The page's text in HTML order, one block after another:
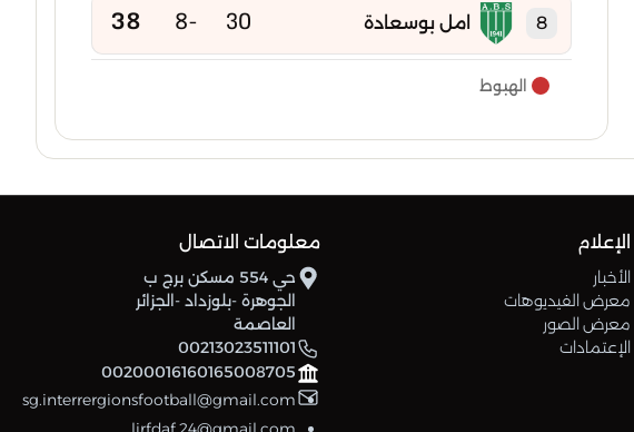
8 امل بوسعادة 30
-8
38
9
10 شباب الميلية 30
-10
37
30
-9
30
-5
30
-12
31
الهبوط
الإعلام
الأخبار
معرض الفيديوهات
معرض الصور
الإعتمادات
معلومات الاتصال
حي 554 مسكن برج ب
الجوهرة -بلوزداد -الجزائر
العاصمة
00213023511101
00200016160165008705
sg.interrergionsfootball@gmail.com